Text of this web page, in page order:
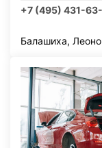
+7 (495) 431-
Балашиха,